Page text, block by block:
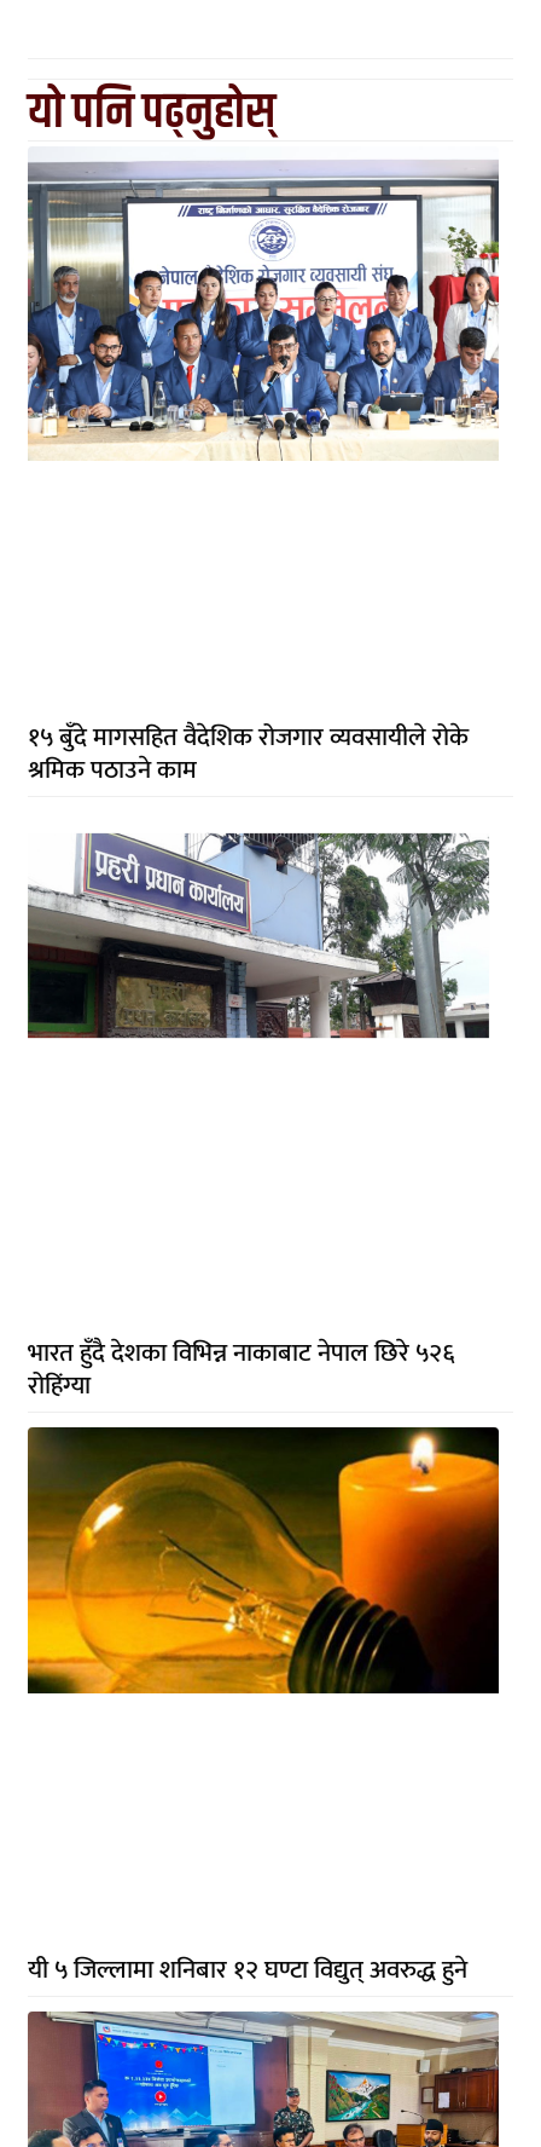
यो पनि पढ्नुहोस्
१५ बुँदे मागसहित वैदेशिक रोजगार व्यवसायीले रोके
श्रमिक पठाउने काम
भारत हुँदै देशका विभिन्न नाकाबाट नेपाल छिरे ५२६
रोहिंग्या
यी ५ जिल्लामा शनिबार १२ घण्टा विद्युत् अवरुद्ध हुने